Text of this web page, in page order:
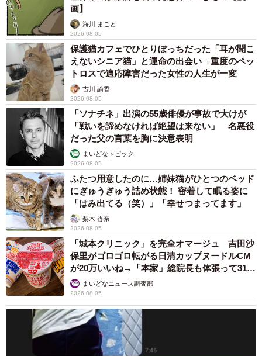
画】
海川 まこと
2026.08.05
保護猫カフェでひとりぼっちだった「耳が聞こ
えないシニア猫」と運命の出会い→重度のペッ
トロスで適応障害だった女性の人生が一変
古川 諭香
2026.08.05
「ソナチネ」出演の55歳俳優が事故で大けが
「戦いを諦めなければ絶望は来ない」 名悪役
だった父の言葉を胸に決意表明
まいどなトピック
2026.08.05
ふたつ用意したのに…姉妹猫がひとつのベッド
にぎゅうぎゅう詰め状態！ 密着して眠る姿に
「はみ出てる（笑）」「幸せつまってます」
梨木 香奈
2026.08.05
「城本クリニック」を完全オマージュ 吉田沙
保里がゴロゴロ転がる日清カップヌードルCM
が20万いいね→「本家」総院長も体張って31万
いいねまいどなニュース調査部
2026.08.05